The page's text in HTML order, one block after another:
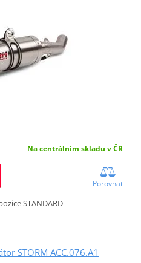
Na centrálním skladu v ČR
Porovnat
STANDARD
STORM ACC.076.A1